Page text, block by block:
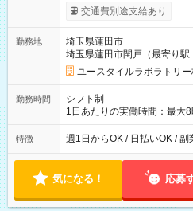
考慮して決定します 【収入例】 週1回勤務の場合：1,830円×8時
間×4回=5万8,560円 週3回勤務の場合：1,830円×8時間×12回
月 ※ 雇用形態と給与に、本
用形態：本採用時と同じです
交通費別途支給あり
勤務地
埼玉県蓮田市
埼玉県蓮田市閏戸（最寄り駅
ユースタイルラボラトリ
勤務時間
シフト制
1日あたりの実働時間：最大
00 ※週1日～OK ／ 夜勤専従 ＊＊ 勤務時間例 ＊＊ ■22時か
ら翌7時 ■23時から翌8時 ■24時か
ます。 ※曜日固定（毎週同
特徴 週1日からOK / 日払いOK / 副
気になる！ 応募